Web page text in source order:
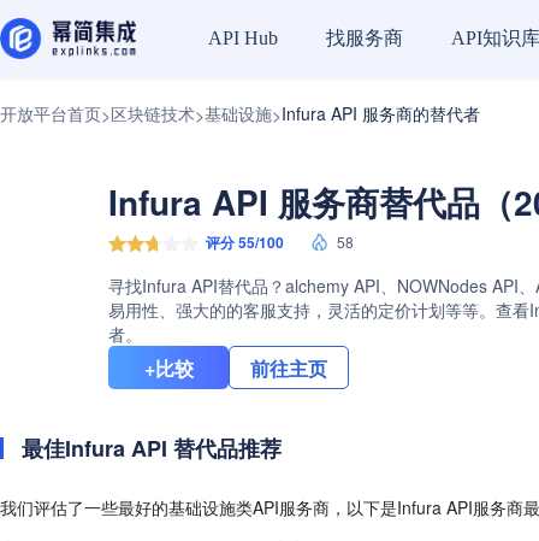
API Hub 找服务商 API知识库
开放平台首页>区块链技术>基础设施>Infura API 服务商的替代者
Infura API 服务商替代品（
评分 55/100 58
寻找Infura API替代品？alchemy API、NOWNodes API
易用性、强大的的客服支持，灵活的定价计划等等。查
者。
+比较 前往主页
最佳Infura API 替代品推荐
我们评估了一些最好的基础设施类API服务商，以下是Infura API服务商